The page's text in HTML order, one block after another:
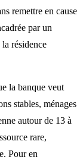
remettre en cause
par un
la résidence
la banque veut
stables, ménages
autour de 13 à
rare,
Pour en